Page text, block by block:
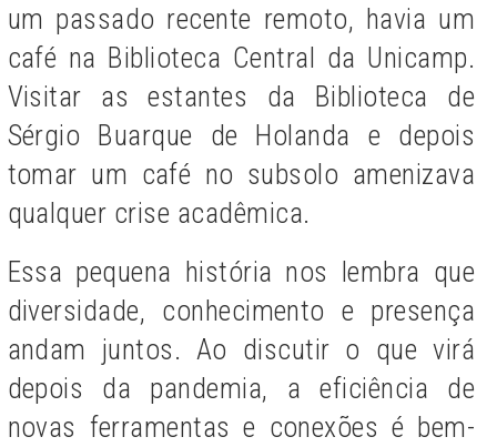
um passado recente remoto, havia um
café na Biblioteca Central da Unicamp.
Visitar as estantes da Biblioteca de
Sérgio Buarque de Holanda e depois
tomar um café no subsolo amenizava
qualquer crise acadêmica.
Essa pequena história nos lembra que
diversidade, conhecimento e presença
andam juntos. Ao discutir o que virá
depois da pandemia, a eficiência de
novas ferramentas e conexões é bem-